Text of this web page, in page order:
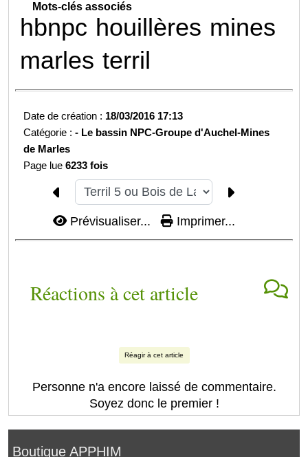
Boutique APPHIM
Mots-clés associés
hbnpc houillères mines
marles terril
Date de création : 18/03/2016 17:13
Catégorie :- Le bassin NPC-Groupe d'Auchel-Mines
de Marles
Page lue6233 fois
Prévisualiser... Imprimer...
Réactions à cet article
Réagir à cet article
Personne n'a encore laissé de commentaire.
Soyez donc le premier !